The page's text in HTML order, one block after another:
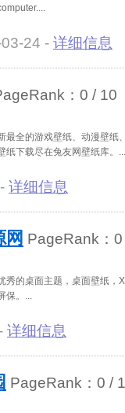
24 - 详细信息
： 0 / 10
最全的游戏壁纸、动漫壁纸
下载尽在兔友网壁纸库。
详细信息
网 PageRank： 0
秀的桌面主题，桌面壁纸，
。
详细信息
PageRank： 0 /